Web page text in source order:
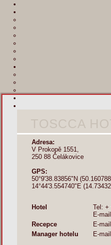
TOSCCA
Adresa:
V Prokopě 1551,
250 88 Čelákovice
GPS:
50°9'38.83856"N
14°44'3.554740"E
Hotel
Tel: +
E-
Recepce
E-
Manager hotelu
E-